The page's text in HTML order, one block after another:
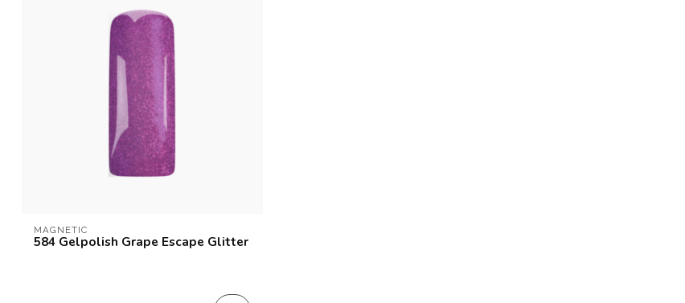
MAGNETIC
584 Gelpolish Grape Escape Glitter